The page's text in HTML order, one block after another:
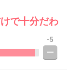
で十分だわ
-5